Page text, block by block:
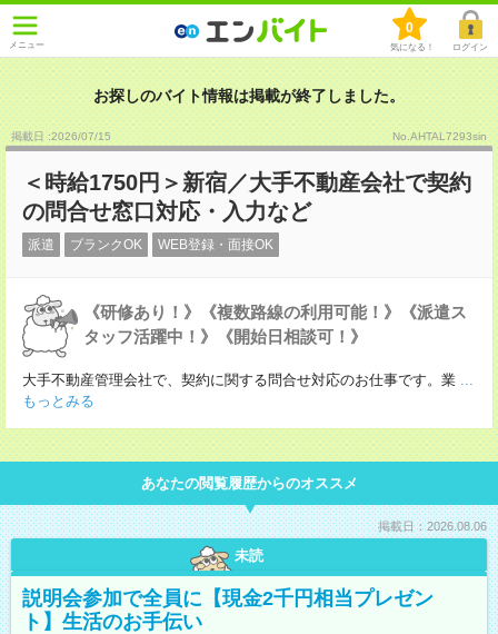
メニュー
0
気になる！ ログイン
お探しのバイト情報は掲載が終了しました。
掲載日 :2026/07/15 No.AHTAL7293sin
＜時給1750円＞新宿／大手不動産会社で契約
の問合せ窓口対応・入力など
派遣 ブランクOK WEB登録・面接OK
《研修あり！》《複数路線の利用可能！》《派遣ス
タッフ活躍中！》《開始日相談可！》
大手不動産管理会社で、契約に関する問合せ対応のお仕事です。業 ...
もっとみる
あなたの閲覧履歴からのオススメ
掲載日：2026.08.06
未読
説明会参加で全員に【現金2千円相当プレゼン
ト】生活のお手伝い